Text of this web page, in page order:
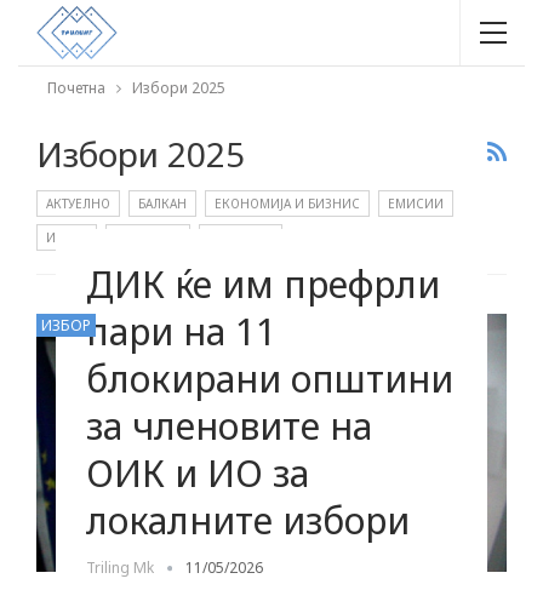
Почетна Избори 2025
Избори 2025
АКТУЕЛНО БАЛКАН ЕКОНОМИЈА И БИЗНИС
ЕМИСИИ
ИЗБОР
ИЗБОР
ДИК ќе им префрли
пари на 11
блокирани општини
за членовите на
ОИК и ИО за
локалните избори
Triling Mk 11/05/2026